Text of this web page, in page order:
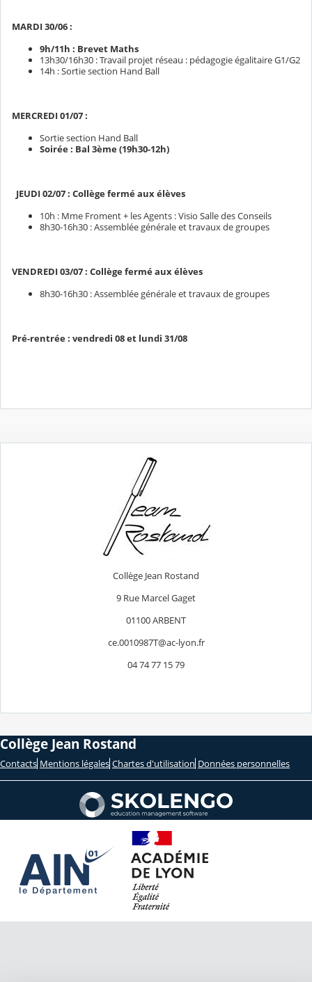
MARDI 30/06 :
9h/11h : Brevet Maths
13h30/16h30 : Travail projet réseau : pédagogie égalitaire G1/G2
14h : Sortie section Hand Ball
MERCREDI 01/07 :
Sortie section Hand Ball
Soirée : Bal 3ème (19h30-12h)
JEUDI 02/07 : Collège fermé aux élèves
10h : Mme Froment + les Agents : Visio Salle des Conseils
8h30-16h30 : Assemblée générale et travaux de groupes
VENDREDI 03/07 : Collège fermé aux élèves
8h30-16h30 : Assemblée générale et travaux de groupes
Pré-rentrée : vendredi 08 et lundi 31/08
Collège Jean Rostand
9 Rue Marcel Gaget
01100 ARBENT
ce.0010987T@ac-lyon.fr
04 74 77 15 79
Collège Jean Rostand
Contacts Mentions légales Chartes d'utilisation Données personnelles